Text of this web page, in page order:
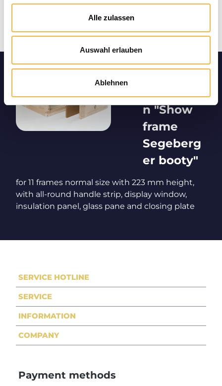
Alle zulassen
Auswahl erlauben
Ablehnen
informatio
n "Show
frame
Segeberg
er booty"
for 11 frames normal size with 223 mm height,
with all-round handle strip, display window,
insulation panel, glass pane and closing plate
SERVICE HOTLINE
SERVICE
INFORMATION
COMPANY
Payment methods